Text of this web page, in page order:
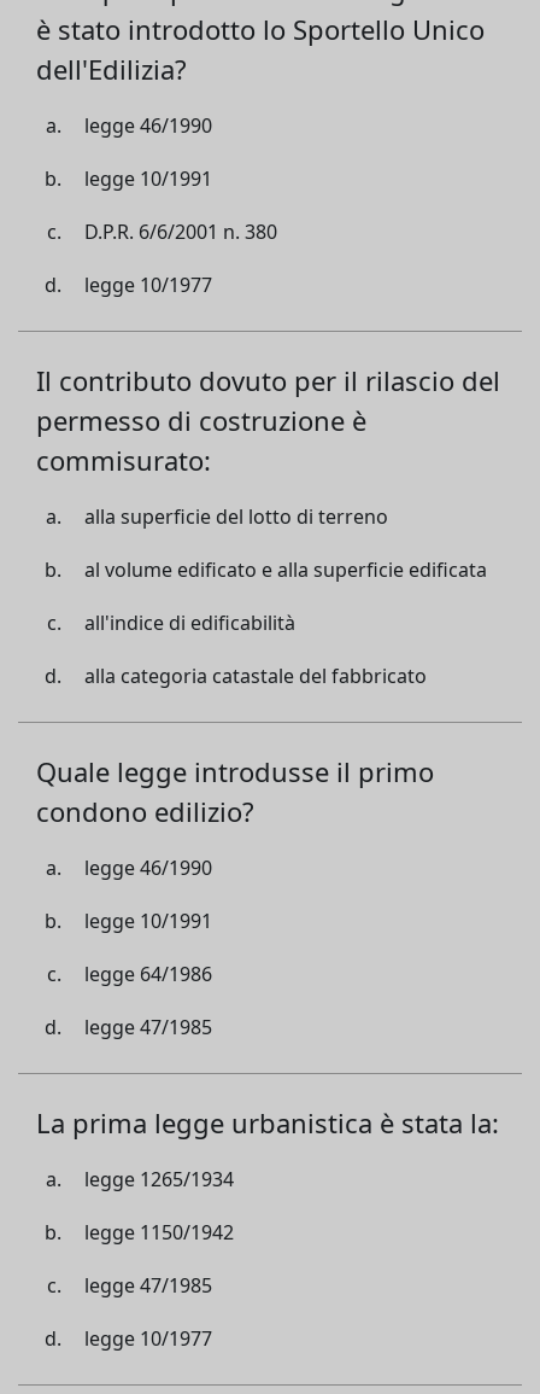
è stato introdotto lo Sportello Unico
dell'Edilizia?
legge 46/1990
legge 10/1991
D.P.R. 6/6/2001 n. 380
legge 10/1977
Il contributo dovuto per il rilascio del
permesso di costruzione è
commisurato:
alla superficie del lotto di terreno
al volume edificato e alla superficie edificata
all'indice di edificabilità
alla categoria catastale del fabbricato
Quale legge introdusse il primo
condono edilizio?
legge 46/1990
legge 10/1991
legge 64/1986
legge 47/1985
La prima legge urbanistica è stata la:
legge 1265/1934
legge 1150/1942
legge 47/1985
legge 10/1977